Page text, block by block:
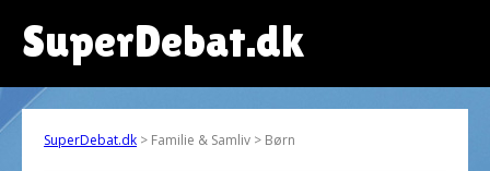
SuperDebat.dk
SuperDebat.dk > Familie & Samliv > Børn